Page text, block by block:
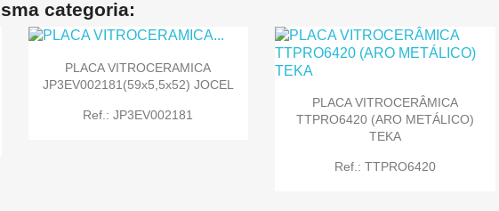
 Quick view
categoria:
PLACA VITROCERAMICA
JP3EV002181(59x5,5x52) JOCEL
Ref.: JP3EV002181
PLACA VITROCERÂMICA
TTPRO6420 (ARO METÁLICO)
TEKA
Ref.: TTPRO6420